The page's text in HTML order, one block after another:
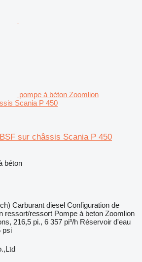
pompe à béton Zoomlion
Scania P 450
sur châssis Scania P 450
béton
Carburant diesel Configuration de
ressort/ressort Pompe à beton Zoomlion
216,5 pi., 6 357 pi³/h Réservoir d'eau
psi